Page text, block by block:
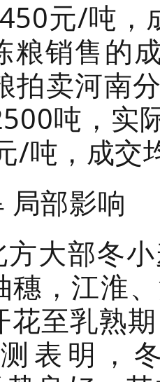
元/吨
粮销售的
拍卖河南
吨，实
/吨，成交
局部影响
方大部冬
穗，江淮
花至乳熟
表明，